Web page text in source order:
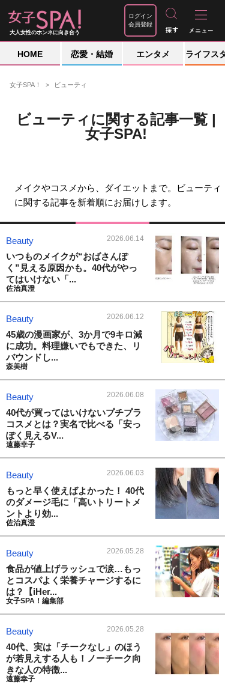
大人女性のホンネに向き合う
ログイン
会員登録
HOME 恋愛・結婚 エンタメ ライフス
女子SPA！ ビューティ
ビューティに関する記事一覧 |
女子SPA!
メイクやコスメから、ダイエットまで。ビューティ
に関する記事を新着順にお届けします。
Beauty 2026.06.14
いつものメイクが“おばさんぽ
く”見える原因かも。40代がやっ
てはいけない「...
佐治真澄
Beauty 2026.06.12
45歳の漫画家が、3か月で9キロ減
に成功。料理嫌いでもできた、リ
バウンドし...
森美樹
Beauty 2026.06.08
40代が買ってはいけないプチプラ
コスメとは？実名で比べる「安っ
ぽく見えるV...
遠藤幸子
Beauty 2026.06.03
もっと早く使えばよかった！ 40代
のダメージ毛に「高いトリートメ
ントより効...
佐治真澄
Beauty 2026.05.28
食品が値上げラッシュで涙…もっ
とコスパよく栄養チャージするに
は？【iHer...
女子SPA！編集部
Beauty 2026.05.28
40代、実は「チークなし」のほう
が若見えする人も！ノーチーク向
きな人の特徴...
遠藤幸子